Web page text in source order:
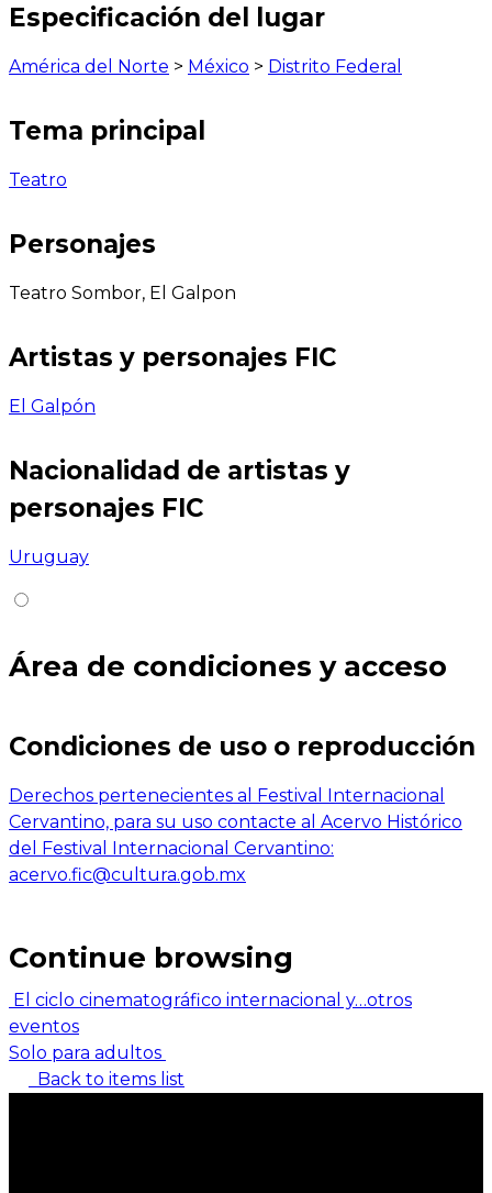
Especificación del lugar
América del Norte > México > Distrito Federal
Tema principal
Teatro
Personajes
Teatro Sombor, El Galpon
Artistas y personajes FIC
El Galpón
Nacionalidad de artistas y
personajes FIC
Uruguay
Área de condiciones y acceso
Condiciones de uso o reproducción
Derechos pertenecientes al Festival Internacional
Cervantino, para su uso contacte al Acervo Histórico
del Festival Internacional Cervantino:
acervo.fic@cultura.gob.mx
Continue browsing
El ciclo cinematográfico internacional y…otros
eventos
Solo para adultos
Back to items list